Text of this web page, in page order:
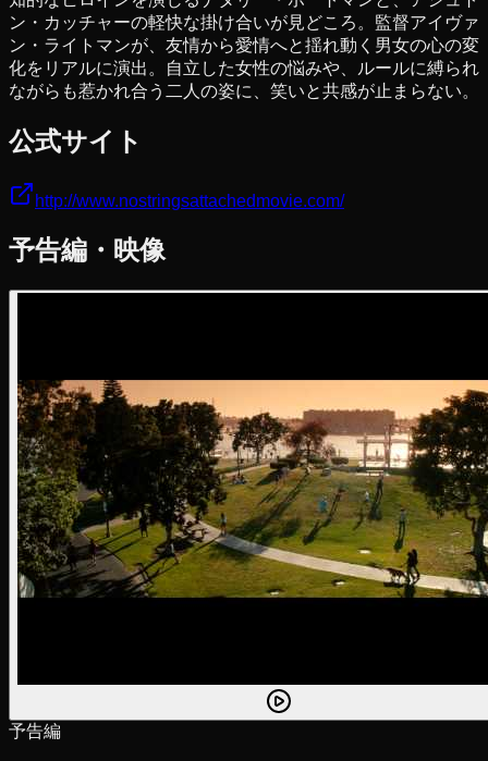
ン・カッチャーの軽快な掛け合いが見どころ。監督アイヴァ
ン・ライトマンが、友情から愛情へと揺れ動く男女の心の変
化をリアルに演出。自立した女性の悩みや、ルールに縛られ
ながらも惹かれ合う二人の姿に、笑いと共感が止まらない。
公式サイト
http://www.nostringsattachedmovie.com/
予告編・映像
予告編